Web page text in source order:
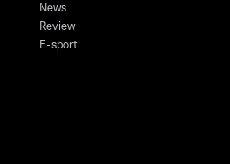
News
Review
E-sport